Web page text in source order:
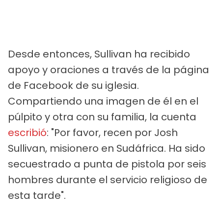
Desde entonces, Sullivan ha recibido
apoyo y oraciones a través de la página
de Facebook de su iglesia.
Compartiendo una imagen de él en el
púlpito y otra con su familia, la cuenta
escribió: "Por favor, recen por Josh
Sullivan, misionero en Sudáfrica. Ha sido
secuestrado a punta de pistola por seis
hombres durante el servicio religioso de
esta tarde".